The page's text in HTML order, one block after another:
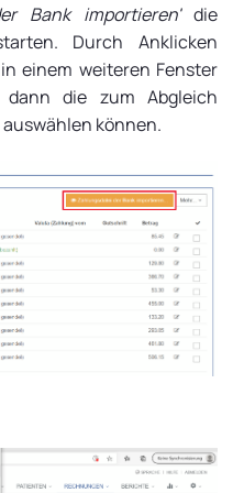
Bank importieren'die
Durch Anklicken
einem weiteren Fenster
die zum Abgleich
können.